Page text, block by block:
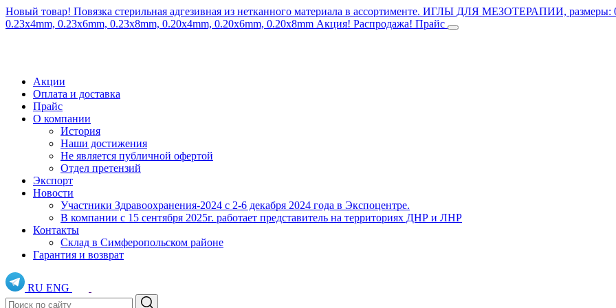
Новый товар! Повязка стерильная адгезивная из нетканного материала в ассортименте. ИГЛЫ ДЛЯ МЕЗОТЕРАПИИ, размеры:
0.23x4mm, 0.23x6mm, 0.23x8mm, 0.20x4mm, 0.20x6mm, 0.20x8mm Акция! Распродажа! Прайс
Акции
Оплата и доставка
Прайс
О компании
История
Наши достижения
Не является публичной офертой
Отдел претензий
Экспорт
Новости
Участники Здравоохранения-2024 с 2-6 декабря 2024 года в Экспоцентре.
В компании с 15 сентября 2025г. работает представитель на территориях ДНР и ЛНР
Контакты
Склад в Симферопольском районе
Гарантия и возврат
RU ENG